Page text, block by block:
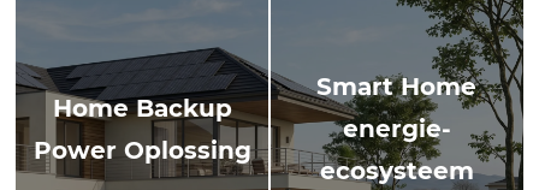
Home Backup
Power Oplossing
Smart Home
energie-
ecosysteem